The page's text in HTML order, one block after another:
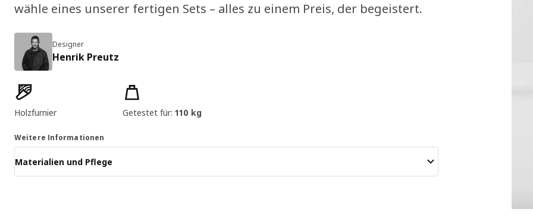
wähle eines unserer fertigen Sets – alles zu einem Preis, der begeistert.
Designer
Henrik Preutz
Produktmerkmale
Holzfurnier Getestet für:110 kg
Weitere Informationen
Materialien und Pflege